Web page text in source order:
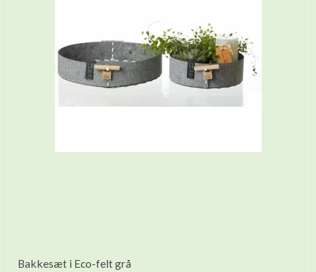
Bakkesæt i Eco-felt grå